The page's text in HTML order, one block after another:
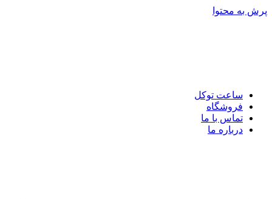
پرش به محتوا
ساعت توکل
فروشگاه
تماس با ما
درباره ما